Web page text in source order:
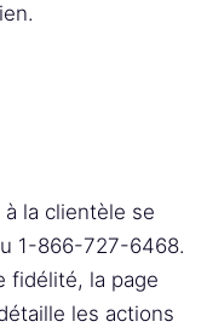
la clientèle se
1-866-727-6468.
fidélité, la page
les actions